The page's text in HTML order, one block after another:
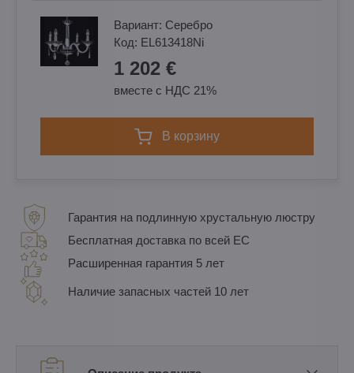
Вариант: Cеребро
Код: EL613418Ni
1 202 €
вместе с НДС 21%
в корзину
Гарантия на подлинную хрустальную люстру
Бесплатная доставка по всей ЕС
Расширенная гарантия 5 лет
Наличие запасных частей 10 лет